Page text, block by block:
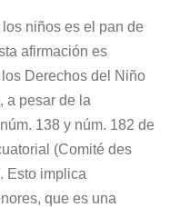
niños es el pan de
afirmación es
Derechos del Niño
a pesar de la
138 y núm. 182 de
(Comité des
Esto implica
que es una